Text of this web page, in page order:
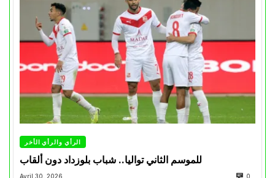
الرأي والرأي الأخر
للموسم الثاني تواليا.. شباب بلوزداد دون ألقاب
Avril 30, 2026 0